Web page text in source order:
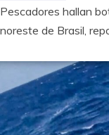
Pescadores hallan
noreste de Brasil,